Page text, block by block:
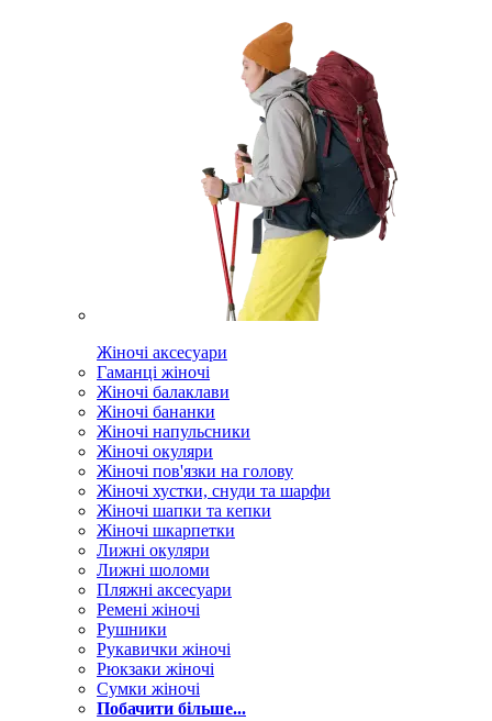
Жіночі аксесуари
Гаманці жіночі
Жіночі балаклави
Жіночі бананки
Жіночі напульсники
Жіночі окуляри
Жіночі пов'язки на голову
Жіночі хустки, снуди та шарфи
Жіночі шапки та кепки
Жіночі шкарпетки
Лижні окуляри
Лижні шоломи
Пляжні аксесуари
Ремені жіночі
Рушники
Рукавички жіночі
Рюкзаки жіночі
Сумки жіночі
Побачити більше...